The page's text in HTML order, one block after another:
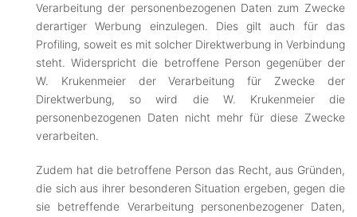
Verarbeitung der personenbezogenen Daten zum Zwecke
derartiger Werbung einzulegen. Dies gilt auch für das
Profiling, soweit es mit solcher Direktwerbung in Verbindung
steht. Widerspricht die betroffene Person gegenüber der
W. Krukenmeier der Verarbeitung für Zwecke der
Direktwerbung, so wird die W. Krukenmeier die
personenbezogenen Daten nicht mehr für diese Zwecke
verarbeiten.
Zudem hat die betroffene Person das Recht, aus Gründen,
die sich aus ihrer besonderen Situation ergeben, gegen die
sie betreffende Verarbeitung personenbezogener Daten,